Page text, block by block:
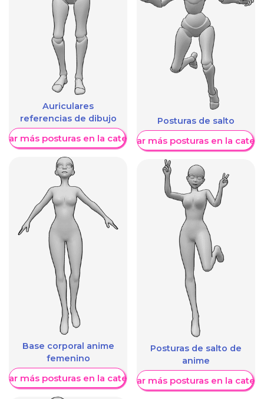
Auriculares
referencias de dibujo
más posturas en la categoría
Base corporal anime
femenino
más posturas en la categoría
Posturas de salto
Mostrar más posturas en la
Posturas de salto de
anime
Mostrar más posturas en la